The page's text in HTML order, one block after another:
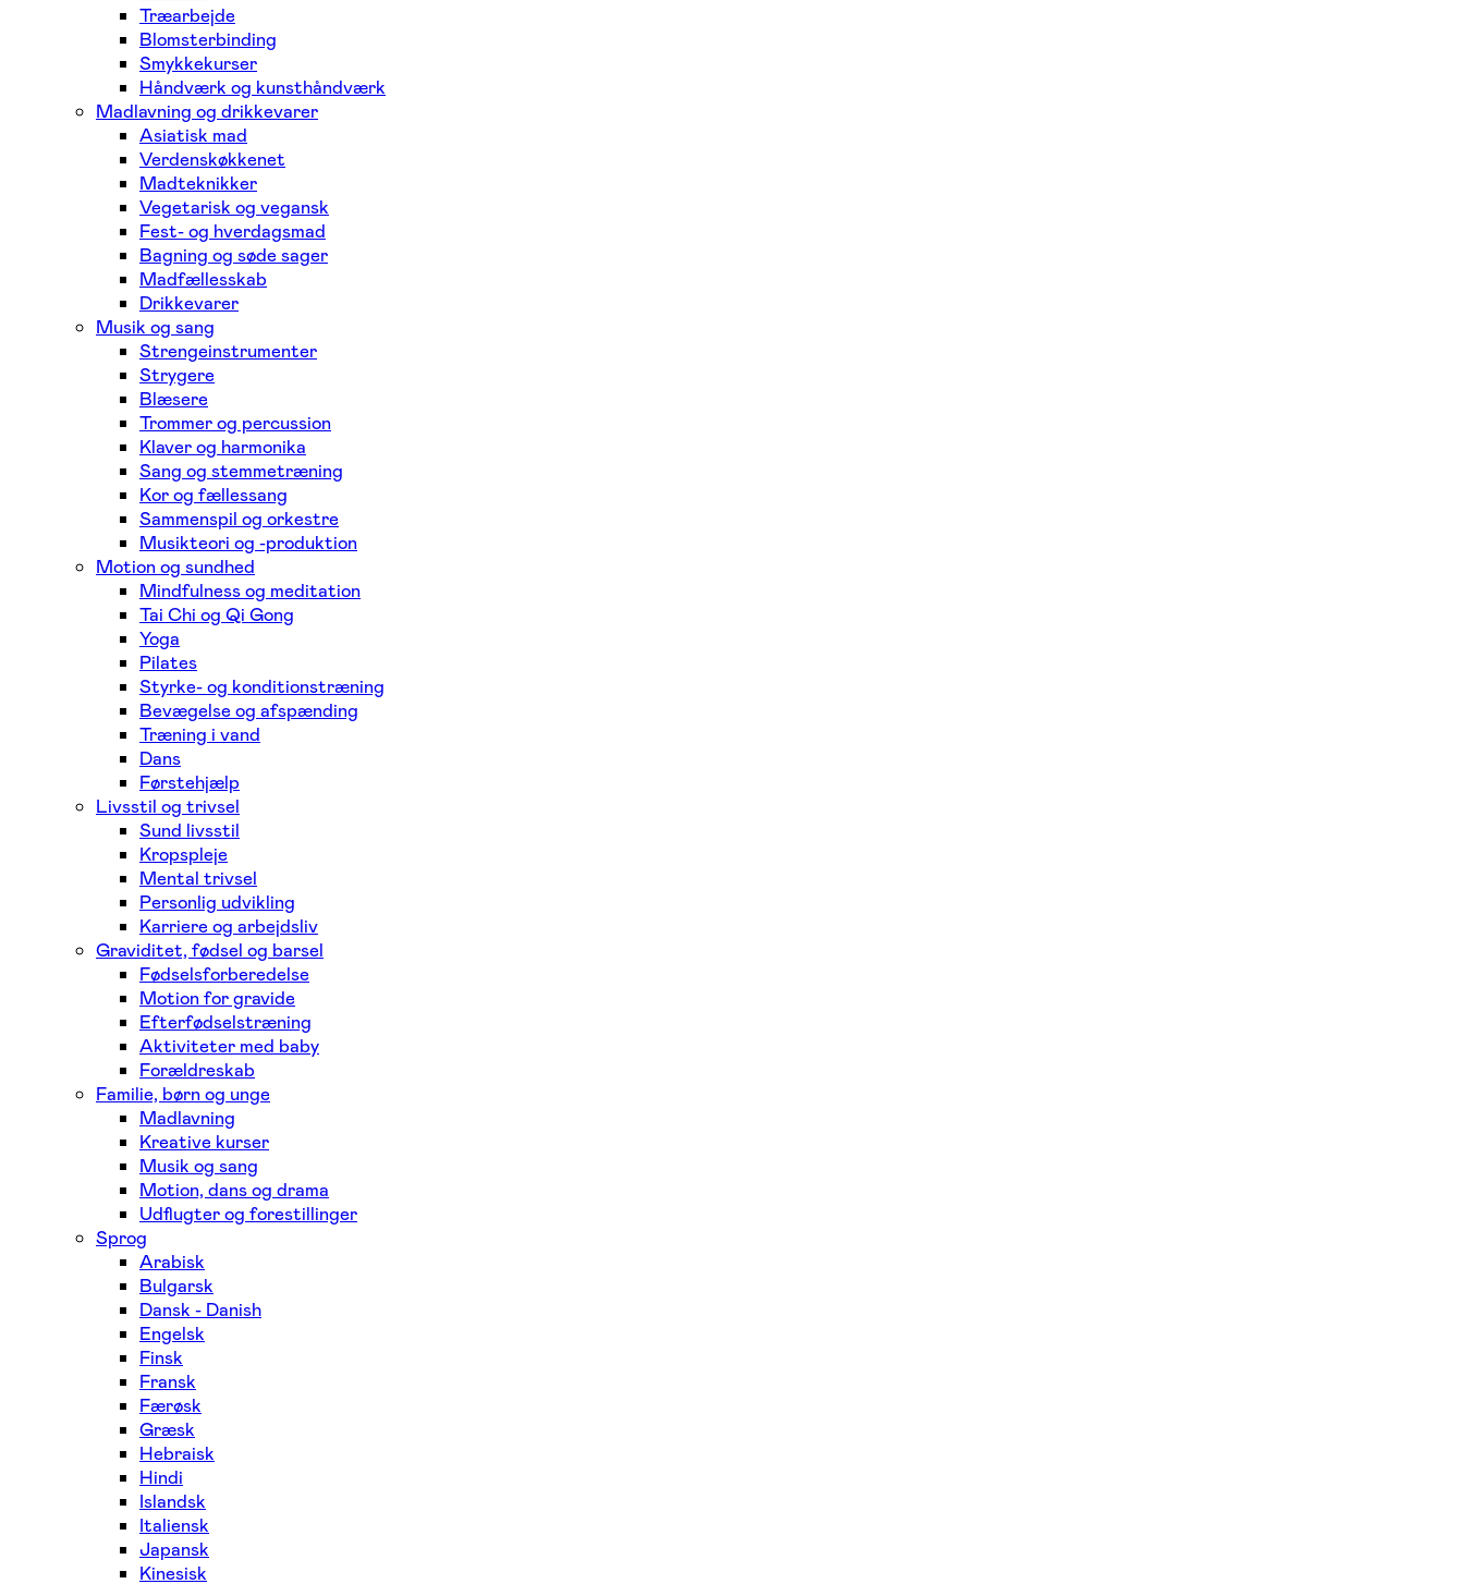
Træarbejde
Blomsterbinding
Smykkekurser
Håndværk og kunsthåndværk
Madlavning og drikkevarer
Asiatisk mad
Verdenskøkkenet
Madteknikker
Vegetarisk og vegansk
Fest- og hverdagsmad
Bagning og søde sager
Madfællesskab
Drikkevarer
Musik og sang
Strengeinstrumenter
Strygere
Blæsere
Trommer og percussion
Klaver og harmonika
Sang og stemmetræning
Kor og fællessang
Sammenspil og orkestre
Musikteori og -produktion
Motion og sundhed
Mindfulness og meditation
Tai Chi og Qi Gong
Yoga
Pilates
Styrke- og konditionstræning
Bevægelse og afspænding
Træning i vand
Dans
Førstehjælp
Livsstil og trivsel
Sund livsstil
Kropspleje
Mental trivsel
Personlig udvikling
Karriere og arbejdsliv
Graviditet, fødsel og barsel
Fødselsforberedelse
Motion for gravide
Efterfødselstræning
Aktiviteter med baby
Forældreskab
Familie, børn og unge
Madlavning
Kreative kurser
Musik og sang
Motion, dans og drama
Udflugter og forestillinger
Sprog
Arabisk
Bulgarsk
Dansk - Danish
Engelsk
Finsk
Fransk
Færøsk
Græsk
Hebraisk
Hindi
Islandsk
Italiensk
Japansk
Kinesisk